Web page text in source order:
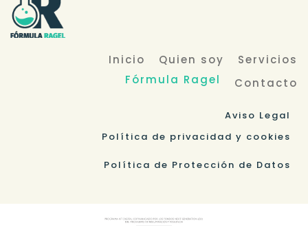
Inicio Quien soy
Servicios
Fórmula Ragel
Contacto
Aviso Legal
Política de privacidad y cookies
Política de Protección de Datos